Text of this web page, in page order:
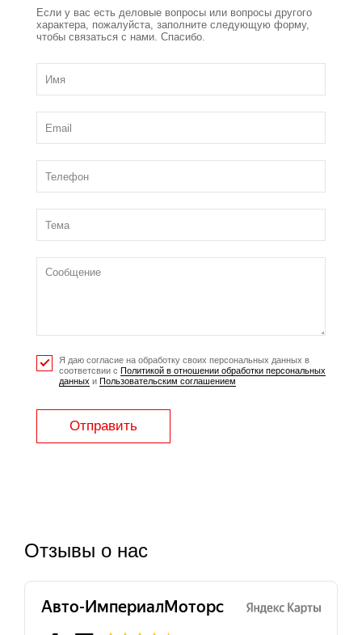
Если у вас есть деловые вопросы или вопросы другого
характера, пожалуйста, заполните следующую форму,
чтобы связаться с нами. Спасибо.
Я даю согласие на обработку своих персональных данных в
соответсвии с Политикой в отношении обработки персональных
данных и Пользовательским соглашением
Отправить
Отзывы о нас